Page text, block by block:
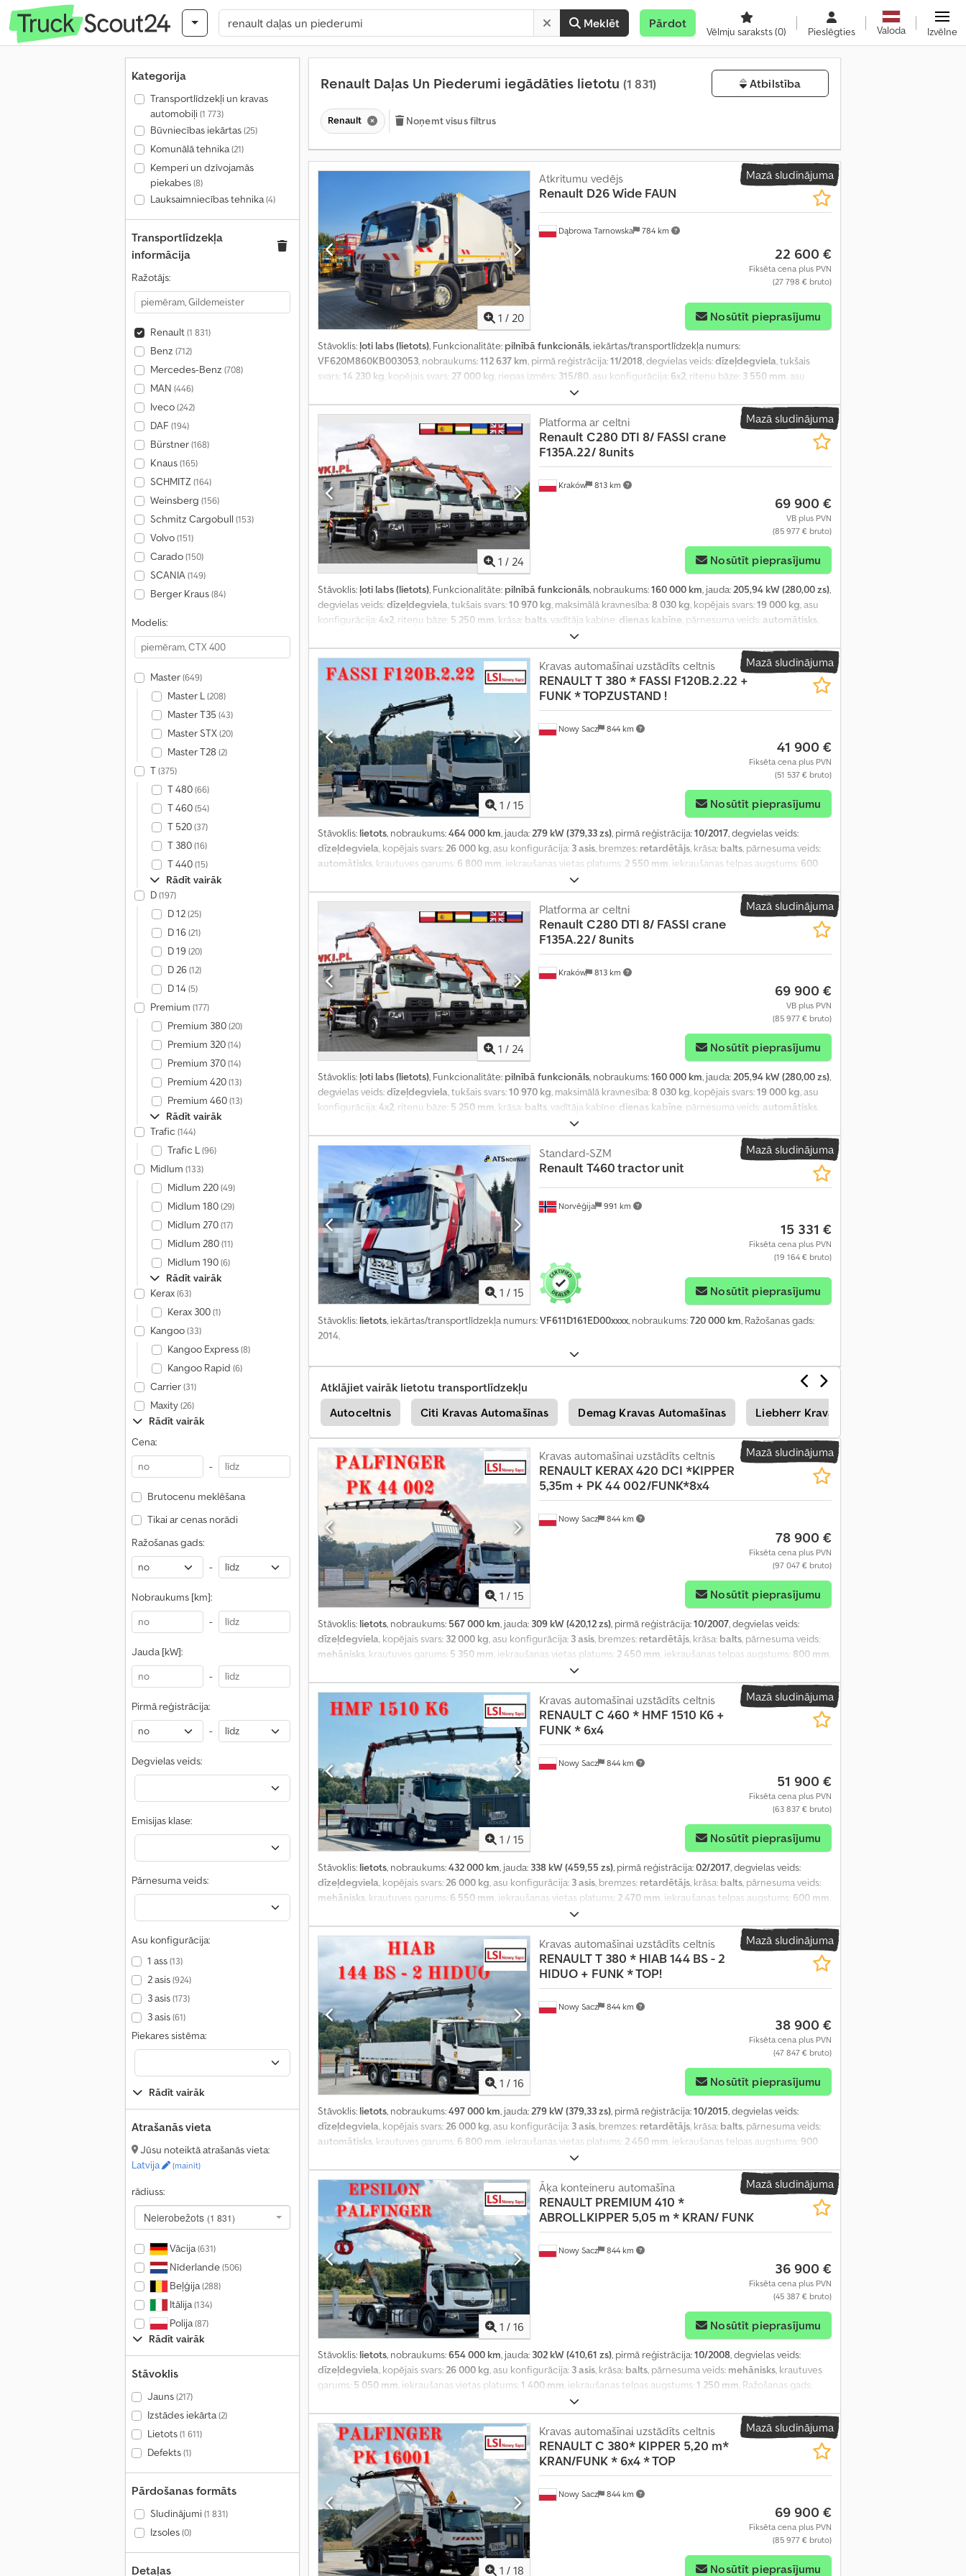
Meklēt Pārdot
Vēlmju saraksts(0) Pieslēgties Valoda Izvēlne
Kategorija
Transportlīdzekļi un kravas
automobiļi(1 773)
Būvniecības iekārtas(25)
Komunālā tehnika(21)
Kemperi un dzīvojamās
piekabes(8)
Lauksaimniecības tehnika(4)
Transportlīdzekļa
informācija
Ražotājs:
Renault(1 831)
Benz (712)
Mercedes-Benz (708)
MAN (446)
Iveco(242)
DAF (194)
Bürstner(168)
Knaus(165)
SCHMITZ(164)
Weinsberg (156)
Schmitz Cargobull (153)
Volvo(151)
Carado(150)
SCANIA(149)
Berger Kraus(84)
Modelis:
Master(649)
Master L(208)
Master T35 (43)
Master STX(20)
Master T28 (2)
T(375)
T 480(66)
T 460(54)
T 520(37)
T 380(16)
T 440(15)
Rādīt vairāk
D(197)
D 12(25)
D 16(21)
D 19 (20)
D 26(12)
D 14(5)
Premium (177)
Premium 380(20)
Premium 320(14)
Premium 370(14)
Premium 420(13)
Premium 460(13)
Rādīt vairāk
Trafic (144)
Trafic L(96)
Midlum (133)
Midlum 220(49)
Midlum 180(29)
Midlum 270(17)
Midlum 280(11)
Midlum 190(6)
Rādīt vairāk
Kerax(63)
Kerax 300(1)
Kangoo(33)
Kangoo Express(8)
Kangoo Rapid (6)
Carrier(31)
Maxity(26)
Rādīt vairāk
Cena:
-
Brutocenu meklēšana
Tikai ar cenas norādi
Ražošanas gads:
-
Nobraukums [km]:
-
Jauda [kW]:
-
Pirmā reģistrācija:
-
Degvielas veids:
Emisijas klase:
Pārnesuma veids:
Asu konfigurācija:
1 ass(13)
2 asis(924)
3 asis(173)
3 asis(61)
Piekares sistēma:
Rādīt vairāk
Atrašanās vieta
Jūsu noteiktā atrašanās vieta:
Latvija
(mainīt)
rādiuss:
Neierobežots (1 831)
Vācija(631)
Nīderlande(506)
Beļģija(288)
Itālija(134)
Polija(87)
Rādīt vairāk
Stāvoklis
Jauns(217)
Izstādes iekārta(2)
Lietots(1 611)
Defekts(1)
Pārdošanas formāts
Sludinājumi(1 831)
Izsoles(0)
Detaļas
Renault Daļas Un Piederumi iegādāties lietotu (1 831) Atbilstība
Renault Noņemt visus filtrus
Mazā sludinājuma
1 / 20
Dąbrowa Tarnowska 784 km
Atkritumu vedējs
Renault D26 Wide FAUN
22 600 €
Fiksēta cena plus PVN
(27 798 € bruto)
Nosūtīt pieprasījumu
Stāvoklis: ļoti labs (lietots), Funkcionalitāte: pilnībā funkcionāls, iekārtas/transportlīdzekļa numurs:
VF620M860KB003053, nobraukums:112 637 km, pirmā reģistrācija:11/2018, degvielas veids:dīzeļdegviela, tukšais
svars:14 230 kg, kopējais svars: 27 000 kg, riepas izmērs: 315/80, asu konfigurācija: 6x2, riteņu bāze: 3 550 mm, asu
dzinēja bremzēšana
emisijas klase:Euro 6, piekares sistēma:tērauds-gaiss, sēdvietu skaits:3, kopējais garums:9 100 mm, kopējais platums:
, kopējais augstums:3 450 mm, iekraušanas telpas tilpums:19,5 m³ 2018 , darbības stundas:
, Aprīkojums:
ABS, Tahogrāfs, borta dators, centrālā atslēga, gaisa kondicionēšana, kruīza kontrole,
retardētājs,
Mazā sludinājuma
1 / 24
Kraków 813 km
Platforma ar celtni
Renault C280 DTI 8/ FASSI crane
F135A.22/ 8units
69 900 €
VB plus PVN
(85 977 € bruto)
Nosūtīt pieprasījumu
Stāvoklis: ļoti labs (lietots), Funkcionalitāte: pilnībā funkcionāls, nobraukums:160 000 km, jauda:205,94 kW (280,00 zs),
degvielas veids:dīzeļdegviela, tukšais svars:10 970 kg, maksimālā kravnesība:8 030 kg, kopējais svars:19 000 kg, asu
konfigurācija:4x2, riteņu bāze: 5 250 mm, krāsa: balts, vadītāja kabīne: dienas kabīne, pārnesuma veids: automātisks,
, iekraušanas vietas platums:
augstums:600 mm, Ražošanas gads:2021, Aprīkojums:AdBlue, Tahogrāfs, celtnis, gaisa kondicionēšana, kruīza
kontrole, Mazā sludinājuma
1 / 15
Nowy Sacz 844 km
Kravas automašīnai uzstādīts celtnis
RENAULTT 380 * FASSI F120B.2.22 +
FUNK * TOPZUSTAND !
41 900 €
Fiksēta cena plus PVN
(51 537 € bruto)
Nosūtīt pieprasījumu
Stāvoklis: lietots, nobraukums:464 000 km, jauda:279 kW (379,33 zs), pirmā reģistrācija:10/2017, degvielas veids:
dīzeļdegviela, kopējais svars:26 000 kg, asu konfigurācija: 3 asis, bremzes: retardētājs, krāsa: balts, pārnesuma veids:
automātisks, krautuves garums: 6 800 mm, iekraušanas vietas platums: 2 550 mm, iekraušanas telpas augstums: 600
ABS, celtnis, gaisa kondicionēšana
Mazā sludinājuma
1 / 24
Kraków 813 km
Platforma ar celtni
Renault C280 DTI 8/ FASSI crane
F135A.22/ 8units
69 900 €
VB plus PVN
(85 977 € bruto)
Nosūtīt pieprasījumu
Stāvoklis: ļoti labs (lietots), Funkcionalitāte: pilnībā funkcionāls, nobraukums:160 000 km, jauda:205,94 kW (280,00 zs),
degvielas veids:dīzeļdegviela, tukšais svars:10 970 kg, maksimālā kravnesība:8 030 kg, kopējais svars:19 000 kg, asu
konfigurācija:4x2, riteņu bāze: 5 250 mm, krāsa: balts, vadītāja kabīne: dienas kabīne, pārnesuma veids: automātisks,
, iekraušanas vietas platums:
augstums:600 mm, Ražošanas gads:2021, Aprīkojums:AdBlue, Tahogrāfs, celtnis, gaisa kondicionēšana, kruīza
Mazā sludinājuma
1 / 15
Norvēģija 991 km
Standard-SZM
Renault T460 tractor unit
15 331 €
Fiksēta cena plus PVN
(19 164 € bruto)
Nosūtīt pieprasījumu
Stāvoklis: lietots, iekārtas/transportlīdzekļa numurs:VF611D161ED00xxxx, nobraukums:720 000 km, Ražošanas gads:
2014,
Atklājiet vairāk lietotu transportlīdzekļu
Autoceltnis
Citi Kravas Automašīnas Demag Kravas Automašīnas Liebherr Kravas Automašīnas
Stu Platforma Junghanns Piekabes
Mazā sludinājuma
1 / 15
Nowy Sacz 844 km
Kravas automašīnai uzstādīts celtnis
RENAULT KERAX 420 DCI *KIPPER
5,35m + PK 44 002/FUNK*8x4
78 900 €
Fiksēta cena plus PVN
(97 047 € bruto)
Nosūtīt pieprasījumu
Stāvoklis: lietots, nobraukums: 567 000 km, jauda: 309 kW (420,12 zs), pirmā reģistrācija:10/2007, degvielas veids:
dīzeļdegviela, kopējais svars: 32 000 kg, asu konfigurācija: 3 asis, bremzes: retardētājs, krāsa: balts, pārnesuma veids:
mehānisks, krautuves garums: 5 350 mm, iekraušanas vietas platums: 2 450 mm, iekraušanas telpas augstums: 800 mm,
Mazā sludinājuma
1 / 15
Nowy Sacz 844 km
Kravas automašīnai uzstādīts celtnis
RENAULTC 460 * HMF 1510 K6 +
FUNK * 6x4
51 900 €
Fiksēta cena plus PVN
(63 837 € bruto)
Nosūtīt pieprasījumu
Stāvoklis: lietots, nobraukums:432 000 km, jauda: 338 kW (459,55 zs), pirmā reģistrācija:02/2017, degvielas veids:
dīzeļdegviela, kopējais svars:26 000 kg, asu konfigurācija: 3 asis, bremzes: retardētājs, krāsa: balts, pārnesuma veids:
mehānisks, krautuves garums: 6 550 mm, iekraušanas vietas platums: 2 470 mm, iekraušanas telpas augstums: 600 mm,
Mazā sludinājuma
1 / 16
Nowy Sacz 844 km
Kravas automašīnai uzstādīts celtnis
RENAULTT 380 * HIAB 144 BS - 2
HIDUO + FUNK * TOP!
38 900 €
Fiksēta cena plus PVN
(47 847 € bruto)
Nosūtīt pieprasījumu
Stāvoklis: lietots, nobraukums:497 000 km, jauda:279 kW (379,33 zs), pirmā reģistrācija:10/2015, degvielas veids:
dīzeļdegviela, kopējais svars:26 000 kg, asu konfigurācija: 3 asis, bremzes: retardētājs, krāsa: balts, pārnesuma veids:
automātisks, krautuves garums: 6 800 mm, iekraušanas vietas platums: 2 450 mm, iekraušanas telpas augstums: 900
ABS, celtnis, gaisa kondicionēšana
Mazā sludinājuma
1 / 16
Nowy Sacz 844 km
Āķa konteineru automašīna
RENAULT PREMIUM 410 *
ABROLLKIPPER 5,05 m * KRAN/ FUNK
36 900 €
Fiksēta cena plus PVN
(45 387 € bruto)
Nosūtīt pieprasījumu
Stāvoklis: lietots, nobraukums:654 000 km, jauda: 302 kW (410,61 zs), pirmā reģistrācija:10/2008, degvielas veids:
dīzeļdegviela, kopējais svars:26 000 kg, asu konfigurācija: 3 asis, krāsa: balts, pārnesuma veids: mehānisks, krautuves
garums: 5 050 mm, iekraušanas vietas platums:1 400 mm, iekraušanas telpas augstums:1 250 mm, Ražošanas gads:
ABS, celtnis, elektroniskā stabilitātes programma (ESP), gaisa kondicionēšana, stāvvietas sildītājs
Mazā sludinājuma
1 / 18
Nowy Sacz 844 km
Kravas automašīnai uzstādīts celtnis
RENAULTC 380* KIPPER 5,20 m*
KRAN/FUNK * 6x4 * TOP
69 900 €
Fiksēta cena plus PVN
(85 977 € bruto)
Nosūtīt pieprasījumu